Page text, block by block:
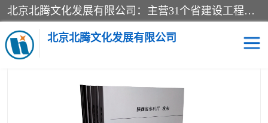
北京北腾文化发展有限公司：主营31个省建设工程预算书,工程预算软件,工程计价依据,工程造价定额,工程量清单计价定额,建设工程量消耗量定额,各行业工程预算定额,铁路定额,电力定额,矿山定额,*,黄金定额,钢铁企业检修定额,中石化安装检修定额,煤矿图书,医院书籍等.诚信的经营，在发展的同时公司不忘不断总结不断优化为客户的服务，和一如既往的热情赢得了新老客户的极高评价及青睐。
北京北腾文化发展有限公司
当前位置：首页>供应商机>冶金工业建设工程预算定额> 2010版
冶金矿山预算定额共10册定额站_可货到付款
预算定额